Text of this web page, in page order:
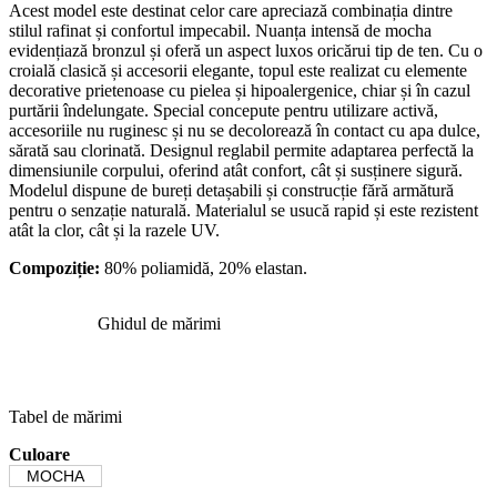
Acest model este destinat celor care apreciază combinația dintre
stilul rafinat și confortul impecabil. Nuanța intensă de mocha
evidențiază bronzul și oferă un aspect luxos oricărui tip de ten. Cu o
croială clasică și accesorii elegante, topul este realizat cu elemente
decorative prietenoase cu pielea și hipoalergenice, chiar și în cazul
purtării îndelungate. Special concepute pentru utilizare activă,
accesoriile nu ruginesc și nu se decolorează în contact cu apa dulce,
sărată sau clorinată. Designul reglabil permite adaptarea perfectă la
dimensiunile corpului, oferind atât confort, cât și susținere sigură.
Modelul dispune de bureți detașabili și construcție fără armătură
pentru o senzație naturală. Materialul se usucă rapid și este rezistent
atât la clor, cât și la razele UV.
Compoziție: 80% poliamidă, 20% elastan.
Ghidul de mărimi
Tabel de mărimi
Culoare
MOCHA